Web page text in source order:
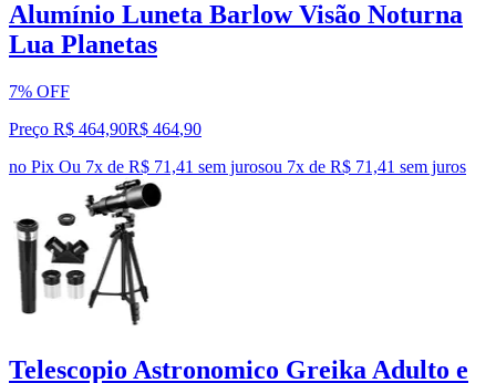
Alumínio Luneta Barlow Visão Noturna
Lua Planetas
7% OFF
Preço R$ 464,90R$ 464,90
no Pix Ou 7x de R$ 71,41 sem jurosou 7x de R$ 71,41 sem juros
Telescopio Astronomico Greika Adulto e